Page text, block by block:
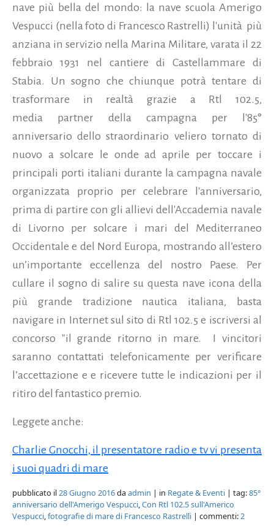
nave più bella del mondo: la nave scuola Amerigo
Vespucci (nella foto di Francesco Rastrelli) l'unità più
anziana in servizio nella Marina Militare, varata il 22
febbraio 1931 nel cantiere di Castellammare di
Stabia. Un sogno che chiunque potrà tentare di
trasformare in realtà grazie a Rtl 102.5,
media partner della campagna per l'85°
anniversario dello straordinario veliero tornato di
nuovo a solcare le onde ad aprile per toccare i
principali porti italiani durante la campagna navale
organizzata proprio per celebrare l'anniversario,
prima di partire con gli allievi dell'Accademia navale
di Livorno per solcare i mari del Mediterraneo
Occidentale e del Nord Europa, mostrando all’estero
un’importante eccellenza del nostro Paese. Per
cullare il sogno di salire su questa nave icona della
più grande tradizione nautica italiana, basta
navigare in Internet sul sito di Rtl 102.5 e iscriversi al
concorso "il grande ritorno in mare.
I vincitori
saranno contattati telefonicamente per verificare
l’accettazione e e ricevere tutte le indicazioni per il
ritiro del fantastico premio.
Leggete anche:
Charlie Gnocchi, il presentatore radio e tv vi presenta
i suoi quadri di mare
pubblicato il28 Giugno 2016daadmin | in Regate & Eventi | tag:85°
anniversario dell'Amerigo Vespucci,Con Rtl 102.5 sull'Americo
Vespucci,fotografie di mare di Francesco Rastrelli | commenti:2